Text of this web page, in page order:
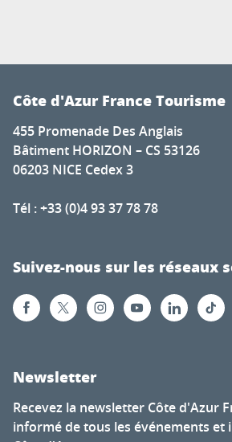
Côte d'Azur France Tourisme
455 Promenade Des Anglais
Bâtiment HORIZON – CS 53126
06203 NICE Cedex 3
Tél : +33 (0)4 93 37 78 78
Suivez-nous sur les réseaux
Newsletter
Recevez la newsletter Côte d'Azur
informé de tous les événements et